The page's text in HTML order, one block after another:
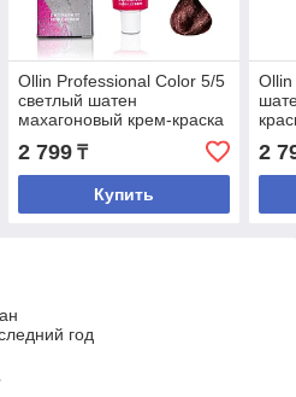
Ollin Professional Color 5/5
светлый шатен
махагоновый крем-краска
2 799₸
Купить
2
год